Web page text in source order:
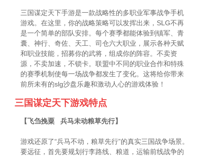
三国谋定天下手游是一款战略性的多职业军事战争手机
游戏。在这里，你的战略策略可以发挥出来，SLG不再
是一个简单的部队安排。每个赛季都能体验到镇军、青
囊、神行、奇佐、天工、司仓六大职业，展示各种天赋
和职业技能，招募你的武将，组成你的阵容。不卖资
源，不卖加速，不锁卡。联盟中不同的职业合作和特殊
的赛季机制使每一场战争都发生了变化。这将给你带来
前所未有的slg沙盘乐趣和激动人心的游戏体验！
三国谋定天下游戏特点
【飞刍挽粟 兵马未动粮草先行】
游戏还原了“兵马不动，粮草先行”的真实三国战争场景。
要远征，首先要规划行李路线、粮道，运输前线战争的